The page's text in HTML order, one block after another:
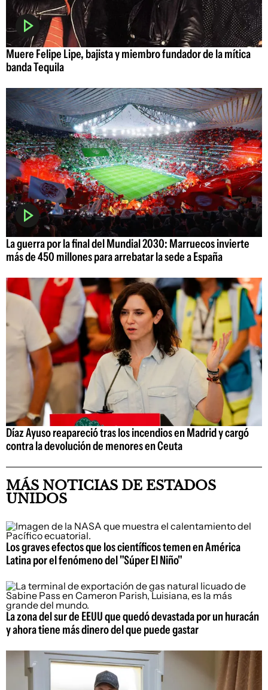
Muere Felipe Lipe, bajista y miembro fundador de la mítica
banda Tequila
La guerra por la final del Mundial 2030: Marruecos invierte
más de 450 millones para arrebatar la sede a España
Díaz Ayuso reapareció tras los incendios en Madrid y cargó
contra la devolución de menores en Ceuta
MÁS NOTICIAS DE ESTADOS
UNIDOS
Los graves efectos que los científicos temen en América
Latina por el fenómeno del "Súper El Niño"
La zona del sur de EEUU que quedó devastada por un huracán
y ahora tiene más dinero del que puede gastar